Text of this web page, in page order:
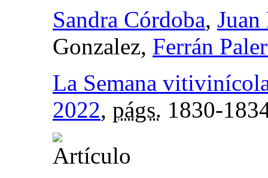
Sandra Córdoba,
Gonzalez, Ferrán
La Semana
2022, págs. 1830-